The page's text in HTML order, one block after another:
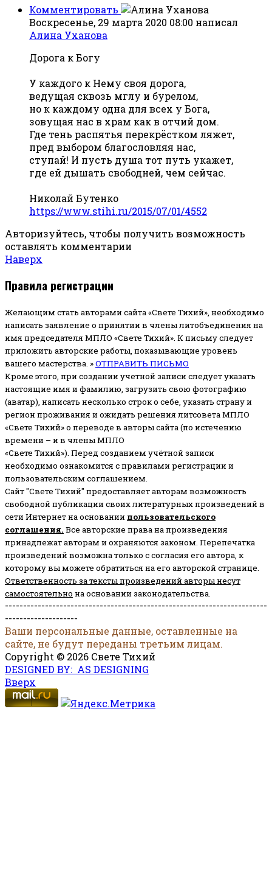
Комментировать
Воскресенье, 29 марта 2020 08:00 написал
Алина Уханова
Дорога к Богу
У каждого к Нему своя дорога,
ведущая сквозь мглу и бурелом,
но к каждому одна для всех у Бога,
зовущая нас в храм как в отчий дом.
Где тень распятья перекрёстком ляжет,
пред выбором благословляя нас,
ступай! И пусть душа тот путь укажет,
где ей дышать свободней, чем сейчас.
Николай Бутенко
https://www.stihi.ru/2015/07/01/4552
Авторизуйтесь, чтобы получить возможность
оставлять комментарии
Наверх
Правила регистрации
Желающим стать авторами сайта «Свете Тихий», необходимо
написать заявление о принятии в члены литобъединения на
имя председателя МПЛО «Свете Тихий». К письму следует
приложить авторские работы, показывающие уровень
вашего мастерства. »ОТПРАВИТЬ ПИСЬМО
Кроме этого, при создании учетной записи следует указать
настоящие имя и фамилию, загрузить свою фотографию
(аватар), написать несколько строк о себе, указать страну и
регион проживания и ожидать решения литсовета МПЛО
«Свете Тихий» о переводе в авторы сайта (по истечению
времени – и в члены МПЛО
«Свете Тихий»). Перед созданием учётной записи
необходимо ознакомится с правилами регистрации и
пользовательским соглашением.
Сайт "Свете Тихий" предоставляет авторам возможность
свободной публикации своих литературных произведений в
сети Интернет на основании пользовательского
соглашения. Все авторские права на произведения
принадлежат авторам и охраняются законом. Перепечатка
произведений возможна только с согласия его автора, к
которому вы можете обратиться на его авторской странице.
Ответственность за тексты произведений авторы несут
самостоятельно на основании законодательства.
------------------------------------------------------------------------
--------------------
Ваши персональные данные, оставленные на
сайте, не будут переданы третьим лицам.
Copyright © 2026 Свете Тихий
DESIGNED BY: AS DESIGNING
Вверх